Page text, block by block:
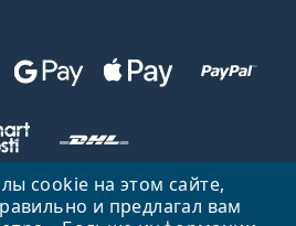
cookie на этом сайте,
и предлагал вам
страницу Вверх